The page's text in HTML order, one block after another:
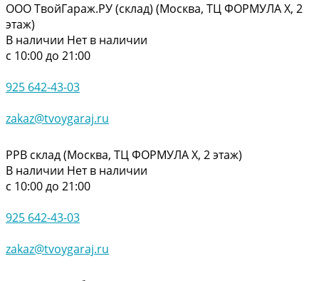
ООО ТвойГараж.РУ (склад) (Москва, ТЦ ФОРМУЛА Х, 2
этаж)
В наличии Нет в наличии
с 10:00 до 21:00
925 642-43-03
zakaz@tvoygaraj.ru
РРВ склад (Москва, ТЦ ФОРМУЛА Х, 2 этаж)
В наличии Нет в наличии
с 10:00 до 21:00
925 642-43-03
zakaz@tvoygaraj.ru